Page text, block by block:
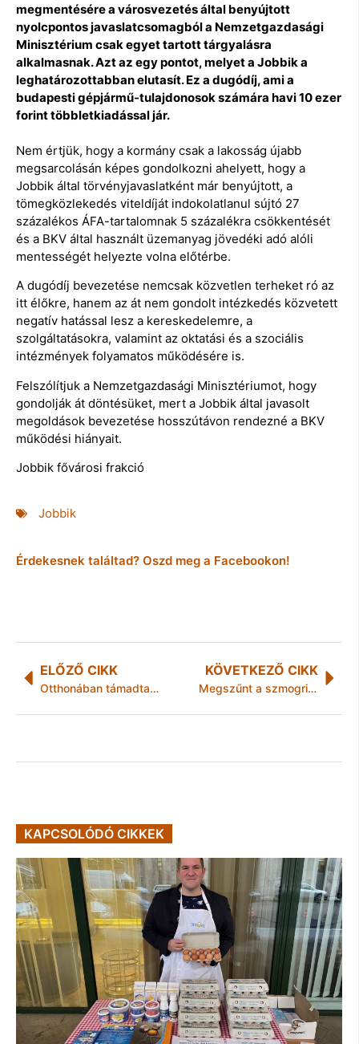
megmentésére a városvezetés által benyújtott
nyolcpontos javaslatcsomagból a Nemzetgazdasági
Minisztérium csak egyet tartott tárgyalásra
alkalmasnak. Azt az egy pontot, melyet a Jobbik a
leghatározottabban elutasít. Ez a dugódíj, ami a
budapesti gépjármű-tulajdonosok számára havi 10 ezer
forint többletkiadással jár.
Nem értjük, hogy a kormány csak a lakosság újabb
megsarcolásán képes gondolkozni ahelyett, hogy a
Jobbik által törvényjavaslatként már benyújtott, a
tömegközlekedés viteldíját indokolatlanul sújtó 27
százalékos ÁFA-tartalomnak 5 százalékra csökkentését
és a BKV által használt üzemanyag jövedéki adó alóli
mentességét helyezte volna előtérbe.
A dugódíj bevezetése nemcsak közvetlen terheket ró az
itt élőkre, hanem az át nem gondolt intézkedés közvetett
negatív hatással lesz a kereskedelemre, a
szolgáltatásokra, valamint az oktatási és a szociális
intézmények folyamatos működésére is.
Felszólítjuk a Nemzetgazdasági Minisztériumot, hogy
gondolják át döntésüket, mert a Jobbik által javasolt
megoldások bevezetése hosszútávon rendezné a BKV
működési hiányait.
Jobbik fővárosi frakció
Jobbik
Érdekesnek találtad? Oszd meg a Facebookon!
ELŐZŐ CIKK
Otthonában támadtak rá az idős nénire
KÖVETKEZŐ CIKK
Megszűnt a szmogriadó tájékoztatási fokozata
KAPCSOLÓDÓ CIKKEK